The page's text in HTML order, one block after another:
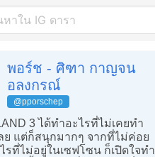
พอร์ช - ศิฑา กาญจน
อลงกรณ์
@pporschep
3 ได้ทำอะไรที่ไม่เคยทำ
ลย แต่ก็สนุกมากๆ จากที่ไม่ค่อย
รที่ไม่อยู่ในเซฟโซน ก็เปิดใจทำ